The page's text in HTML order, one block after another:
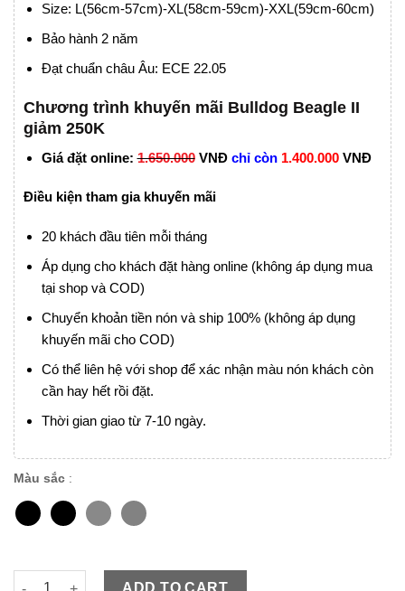
Size: L(56cm-57cm)-XL(58cm-59cm)-XXL(59cm-60cm)
Bảo hành 2 năm
Đạt chuẩn châu Âu: ECE 22.05
Chương trình khuyến mãi Bulldog Beagle II
giảm 250K
Giá đặt online:1.650.000 VNĐ chỉ còn 1.400.000VNĐ
Điều kiện tham gia khuyến mãi
20 khách đầu tiên mỗi tháng
Áp dụng cho khách đặt hàng online (không áp dụng mua
tại shop và COD)
Chuyển khoản tiền nón và ship 100% (không áp dụng
khuyến mãi cho COD)
Có thể liên hệ với shop để xác nhận màu nón khách còn
cần hay hết rồi đặt.
Thời gian giao từ 7-10 ngày.
Màu sắc :
Mũ 3/4 Bulldog Beagle II chính hãng giảm ngay 200K khi đặt